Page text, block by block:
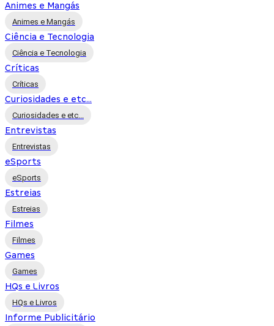
Animes e Mangás
Animes e Mangás
Ciência e Tecnologia
Ciência e Tecnologia
Críticas
Críticas
Curiosidades e etc...
Curiosidades e etc...
Entrevistas
Entrevistas
eSports
eSports
Estreias
Estreias
Filmes
Filmes
Games
Games
HQs e Livros
HQs e Livros
Informe Publicitário